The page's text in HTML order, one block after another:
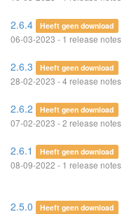
2.6.4 Heeft geen download
06-03-2023 - 1 release notes
2.6.3 Heeft geen download
28-02-2023 - 4 release notes
2.6.2 Heeft geen download
07-02-2023 - 2 release notes
2.6.1 Heeft geen download
08-09-2022 - 1 release notes
2.5.0 Heeft geen download